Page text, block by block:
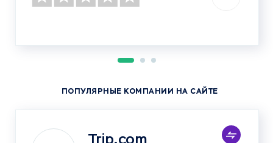
ПОПУЛЯРНЫЕ КОМПАНИИ НА САЙТЕ
Trip.com